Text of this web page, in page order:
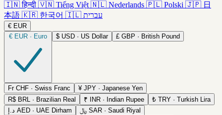
🇮🇳 हिन्दी 🇻🇳 Tiếng Việt 🇳🇱 Nederlands 🇵🇱 Polski 🇯🇵 日
本語 🇰🇷 한국어 🇮🇱 עברית
€ EUR
€ EUR · Euro $ USD · US Dollar £ GBP · British Pound
Fr CHF · Swiss Franc ¥ JPY · Japanese Yen
R$ BRL · Brazilian Real ₹ INR · Indian Rupee ₺ TRY · Turkish Lira
د.إ AED · UAE Dirham ﷼ SAR · Saudi Riyal